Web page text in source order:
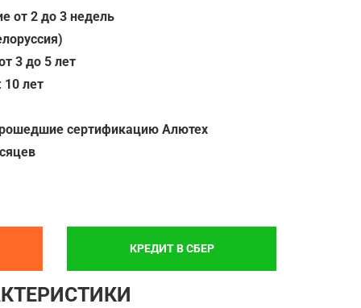
от 2 до 3 недель
3 до 5 лет
10 лет
сертификацию Алютех
КРЕДИТ В СБЕР